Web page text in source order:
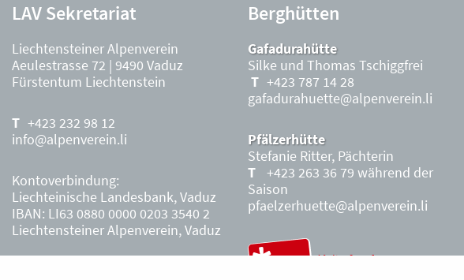
LAV Sekretariat
Liechtensteiner Alpenverein
Aeulestrasse 72 | 9490 Vaduz
Fürstentum Liechtenstein
+423 232 98 12
info@alpenverein.li
Kontoverbindung:
Liechteinische Landesbank, Vaduz
IBAN: LI63 0880 0000 0203 3540 2
Liechtensteiner Alpenverein, Vaduz
Berghütten
Gafadurahütte
Silke und Thomas Tschiggfrei
+423 787 14 28
gafadurahuette@alpenverein.li
Pfälzerhütte
Stefanie Ritter, Pächterin
+423 263 36 79 während der
Saison
pfaelzerhuette@alpenverein.li